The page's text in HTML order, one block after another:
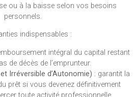
ou à la baisse selon vos besoins
personnels.
indispensables :
intégral du capital restant
de décès de l’emprunteur.
Irréversible d’Autonomie) : garantit la
prêt si vous devenez définitivement
toute activité professionnelle.